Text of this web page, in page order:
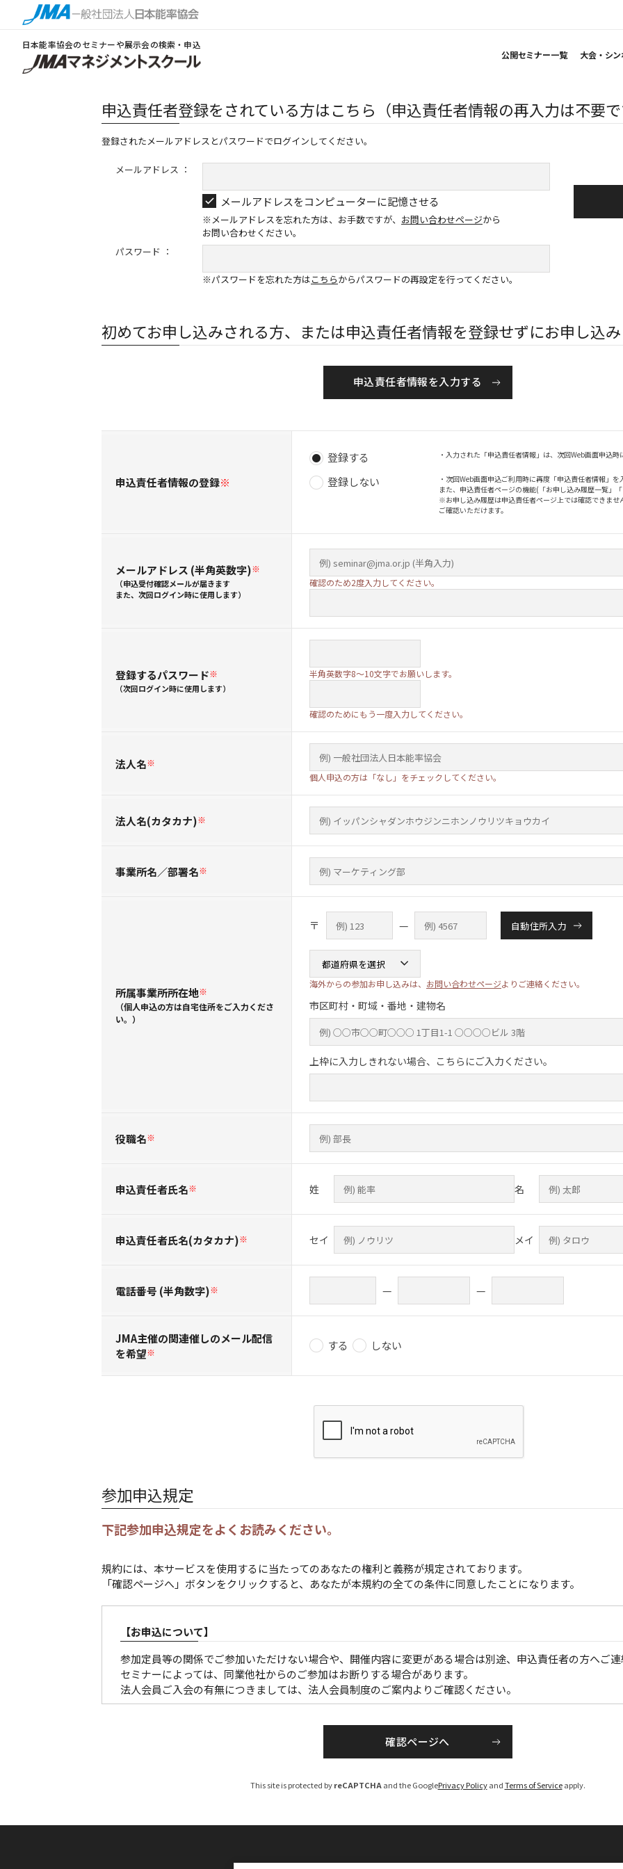
日本能率協会のセミナーや展示会の検索・申込
公開セミナー一覧
大会・シ
申込責任者登録をされている方はこちら（申込責任者情報の再入力は不要
登録されたメールアドレスとパスワードでログインしてください。
メールアドレス ：
メールアドレスをコンピューターに記憶させる
※メールアドレスを忘れた方は、お手数ですが、 お問い合わせページから
お問い合わせください。
パスワード ：
※パスワードを忘れた方はこちらからパスワードの再設定を行ってください。
初めてお申し込みされる方、または申込責任者情報を登録せずにお申し込
申込責任者情報を入力する
申込責任者情報の登録※
登録する ・入力された「申込責任者情報」は、次回Web画面申込
登録しない
・次回Web画面申込ご利用時に再度「申込責任者情報」
また、申込責任者ページの機能(「お申し込み履歴一覧」
※お申し込み履歴は申込責任者ページ上では確認できま
ご確認いただけます。
メールアドレス (半角英数字)※
（申込受付確認メールが届きます
また、次回ログイン時に使用します）
確認のため2度入力してください。
登録するパスワード※
（次回ログイン時に使用します）
半角英数字8～10文字でお願いします。
確認のためにもう一度入力してください。
法人名※
個人申込の方は「なし」をチェックしてください。
法人名(カタカナ)※
事業所名／部署名※
所属事業所所在地※
（個人申込の方は自宅住所をご入力くださ
い。）
〒 — 自動住所入力
海外からの参加お申し込みは、 お問い合わせページよりご連絡ください。
市区町村・町域・番地・建物名
上枠に入力しきれない場合、こちらにご入力ください。
役職名※
申込責任者氏名※ 姓 名
申込責任者氏名(カタカナ)※ セイ メイ
電話番号 (半角数字)※ — —
JMA主催の関連催しのメール配信
を希望※ する しない
参加申込規定
下記参加申込規定をよくお読みください。
規約には、本サービスを使用するに当たってのあなたの権利と義務が規定されております。
「確認ページへ」ボタンをクリックすると、あなたが本規約の全ての条件に同意したことになります。
【お申込について】
参加定員等の関係でご参加いただけない場合や、開催内容に変更がある場合は別途、申込責任者の方へご
セミナーによっては、同業他社からのご参加はお断りする場合があります。
法人会員ご入会の有無につきましては、法人会員制度のご案内よりご確認ください。
参加証につきましては、原則メール配信にてお送りいたします。（大会・一部のセミナーを除く）
※参加区分に誤りがある場合は、参加料を修正のうえ、請求書を発行させていただきます。
This site is protected byreCAPTCHAand the GooglePrivacy PolicyandTerms of Serviceapply.